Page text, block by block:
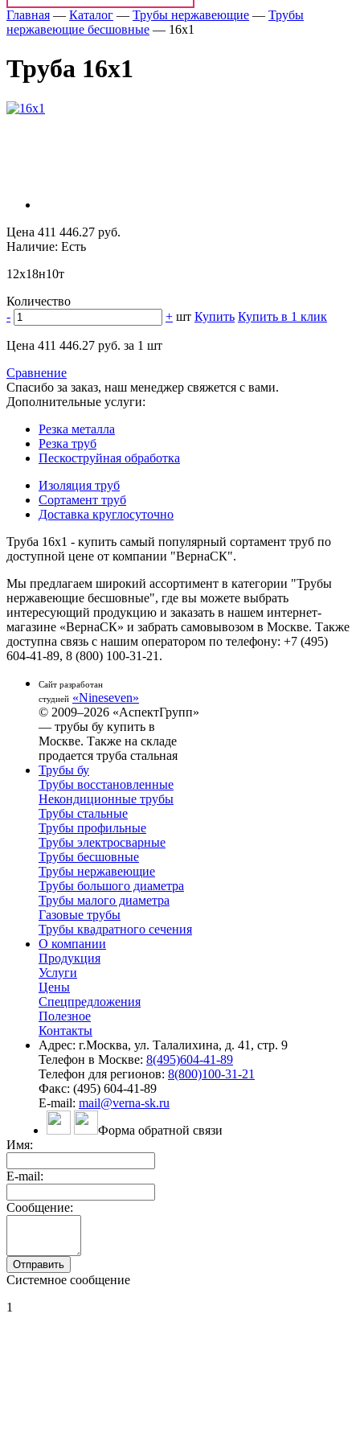
Главная — Каталог — Трубы нержавеющие — Трубы
нержавеющие бесшовные — 16х1
Труба 16х1
Цена 411 446.27 руб.
Наличие: Есть
12х18н10т
Количество
-
+ шт Купить Купить в 1 клик
Цена 411 446.27 руб. за 1 шт
Сравнение
Спасибо за заказ, наш менеджер свяжется с вами.
Дополнительные услуги:
Резка металла
Резка труб
Пескоструйная обработка
Изоляция труб
Сортамент труб
Доставка круглосуточно
Труба 16х1 - купить самый популярный сортамент труб по
доступной цене от компании "ВернаСК".
Мы предлагаем широкий ассортимент в категории "Трубы
нержавеющие бесшовные", где вы можете выбрать
интересующий продукцию и заказать в нашем интернет-
магазине «ВернаСК» и забрать самовывозом в Москве. Также
доступна связь с нашим оператором по телефону: +7 (495)
604-41-89, 8 (800) 100-31-21.
Сайт разработан
студией «Nineseven»
© 2009–2026 «АспектГрупп»
— трубы бу купить в
Москве. Также на складе
продается труба стальная
Трубы бу
Трубы восстановленные
Некондиционные трубы
Трубы стальные
Трубы профильные
Трубы электросварные
Трубы бесшовные
Трубы нержавеющие
Трубы большого диаметра
Трубы малого диаметра
Газовые трубы
Трубы квадратного сечения
О компании
Продукция
Услуги
Цены
Спецпредложения
Полезное
Контакты
Адрес: г.Москва, ул. Талалихина, д. 41, стр. 9
Телефон в Москве: 8(495)604-41-89
Телефон для регионов: 8(800)100-31-21
Факс: (495) 604-41-89
E-mail: mail@verna-sk.ru
Форма обратной связи
Имя:
E-mail:
Сообщение:
Системное сообщение
1